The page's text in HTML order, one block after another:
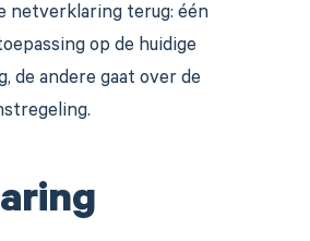
netverklaring terug: één
op de huidige
de andere gaat over de